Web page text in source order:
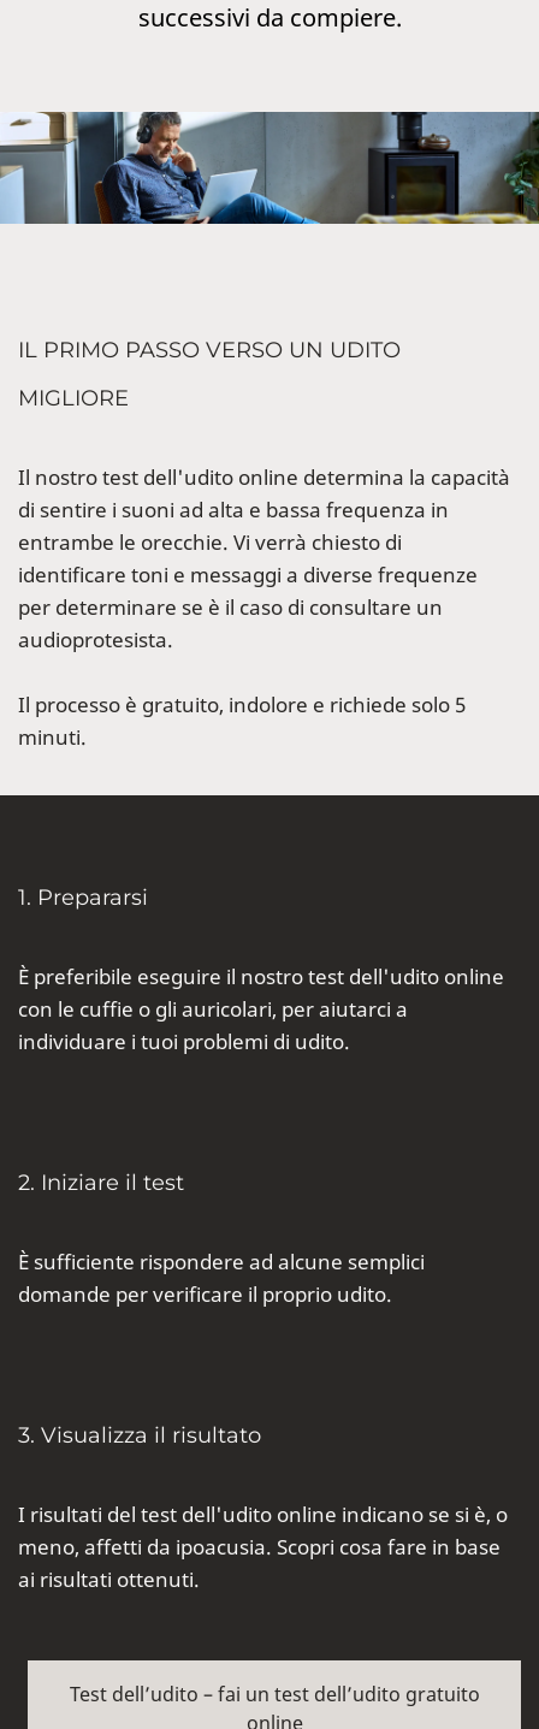
successivi da compiere.
IL PRIMO PASSO VERSO UN UDITO
MIGLIORE
Il nostro test dell'udito online determina la capacità
di sentire i suoni ad alta e bassa frequenza in
entrambe le orecchie. Vi verrà chiesto di
identificare toni e messaggi a diverse frequenze
per determinare se è il caso di consultare un
audioprotesista.
Il processo è gratuito, indolore e richiede solo 5
minuti.
1. Prepararsi
È preferibile eseguire il nostro test dell'udito online
con le cuffie o gli auricolari, per aiutarci a
individuare i tuoi problemi di udito.
2. Iniziare il test
È sufficiente rispondere ad alcune semplici
domande per verificare il proprio udito.
3. Visualizza il risultato
I risultati del test dell'udito online indicano se si è, o
meno, affetti da ipoacusia. Scopri cosa fare in base
ai risultati ottenuti.
Test dell’udito – fai un test dell’udito gratuito
online